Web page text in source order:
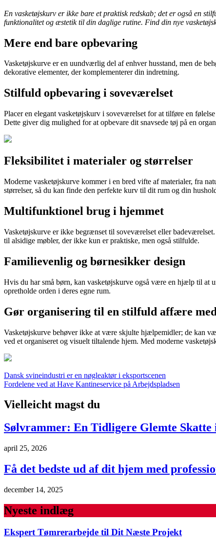
En vasketøjskurv er ikke bare et praktisk redskab; det er også en
funktionalitet og æstetik til din daglige rutine. Find din nye
Mere end bare opbevaring
Vasketøjskurve er en uundværlig del af enhver husstand, men de
dekorative elementer, der komplementerer din indretning.
Stilfuld opbevaring i soveværelset
Placer en elegant vasketøjskurv i soveværelset for at tilføre en
Dette giver dig mulighed for at opbevare dit snavsede tøj på en
Fleksibilitet i materialer og størrelser
Moderne vasketøjskurve kommer i en bred vifte af materialer, fra
størrelser, så du kan finde den perfekte kurv til dit rum og din
Multifunktionel brug i hjemmet
Vasketøjskurve er ikke begrænset til soveværelset eller
til alsidige møbler, der ikke kun er praktiske, men også stilfulde.
Familievenlig og børnesikker design
Hvis du har små børn, kan vasketøjskurve også være en hjælp til at
opretholde orden i deres egne rum.
Gør organisering til en stilfuld affære
Vasketøjskurve behøver ikke at være skjulte hjælpemidler; de kan
ved et organiseret og visuelt tiltalende hjem. Med moderne
Indlægsnavigation
Dansk svineindustri er en nøgleaktør i eksportscenen
Fordelene ved at Have Kantineservice på Arbejdspladsen
Vielleicht magst du
Sølvrammer: En Tidligere Glemte
april 25, 2026
Få det bedste ud af dit hjem med
december 14, 2025
Nyeste indlæg
Ekspert Tømrerarbejde til Dit Næste Projekt